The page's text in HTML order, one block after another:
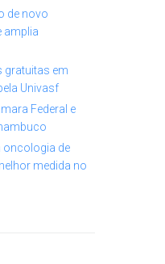
de novo
amplia
gratuitas em
Univasf
Federal e
oncologia de
medida no